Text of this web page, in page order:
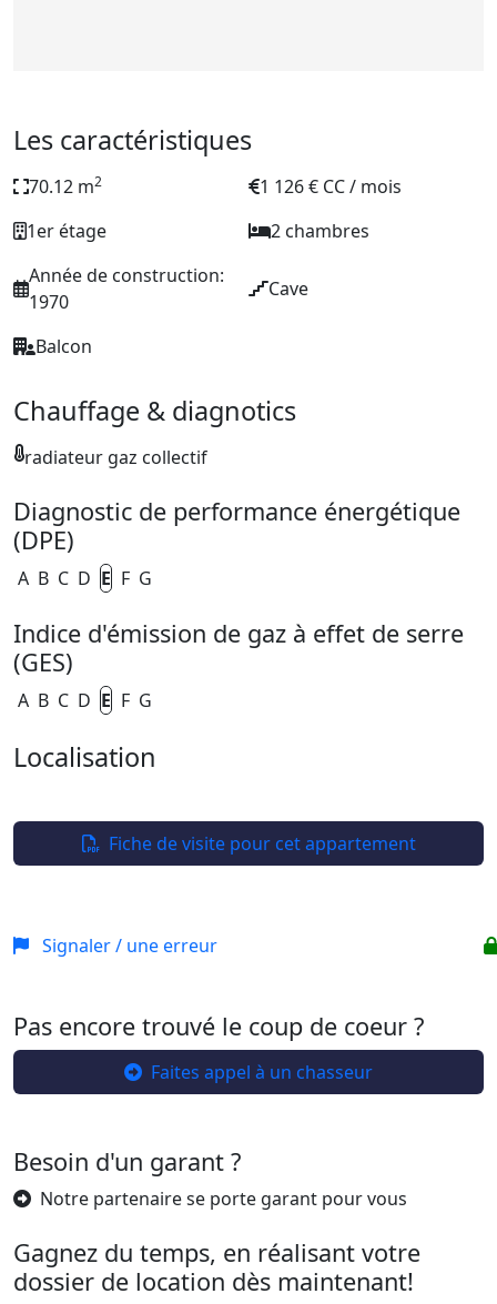
Les caractéristiques
70.12 m2
1 126 € CC / mois
1er étage
2 chambres
Année de construction:
1970
Cave
Balcon
Chauffage & diagnotics
radiateur gaz collectif
Diagnostic de performance énergétique
(DPE)
A B C D E F G
Indice d'émission de gaz à effet de serre
(GES)
A B C D E F G
Localisation
Fiche de visite pour cet appartement
Signaler / une erreur
Pas encore trouvé le coup de coeur ?
Faites appel à un chasseur
Besoin d'un garant ?
Notre partenaire se porte garant pour vous
Gagnez du temps, en réalisant votre
dossier de location dès maintenant!